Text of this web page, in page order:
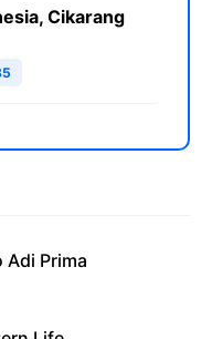
Cikarang
Adi Prima